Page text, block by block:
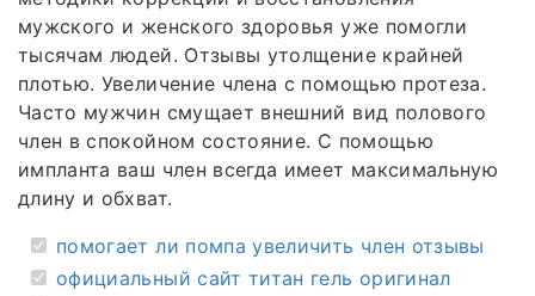
мужского и женского здоровья уже помогли
тысячам людей. Отзывы утолщение крайней
плотью. Увеличение члена с помощью протеза.
Часто мужчин смущает внешний вид полового
член в спокойном состояние. С помощью
импланта ваш член всегда имеет максимальную
длину и обхват.
помогает ли помпа увеличить член отзывы
официальный сайт титан гель оригинал